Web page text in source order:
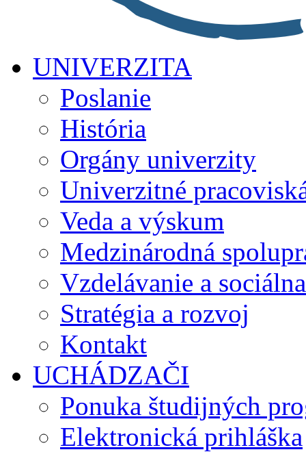
UNIVERZITA
Poslanie
História
Orgány univerzity
Univerzitné
Veda a výskum
Medzinárodná
Vzdelávanie a
Stratégia a rozvoj
Kontakt
UCHÁDZAČI
Ponuka študijných
Elektronická prihláška